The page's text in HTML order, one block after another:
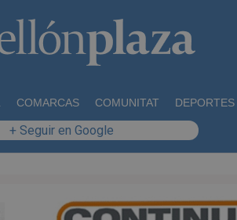
COMARCAS COMUNITAT DEPORTES
+ Seguir en Google